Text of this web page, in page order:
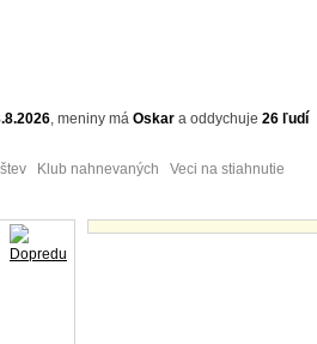
, meniny má Oskar a oddychuje 26 ľudí
Klub nahnevaných Veci na stiahnutie